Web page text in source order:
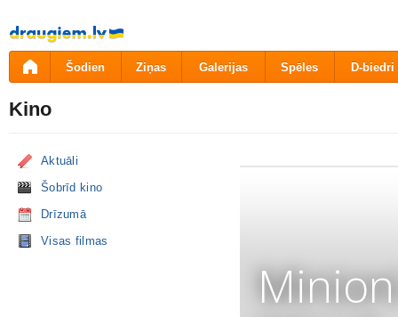
Pāriet
uz
saturu
Šodien Ziņas Galerijas Spēles D-biedri
Kino
Aktuāli
Šobrīd kino
Drīzumā
Visas filmas